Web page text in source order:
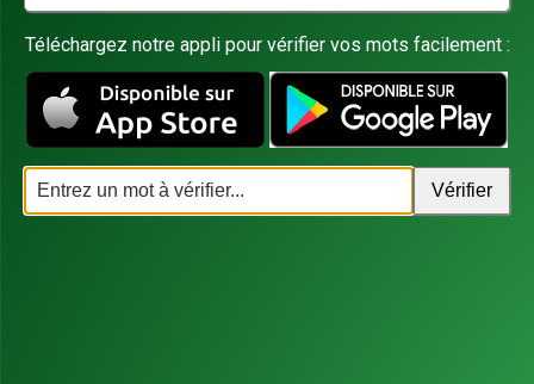
Téléchargez notre appli pour vérifier vos mots facilement :